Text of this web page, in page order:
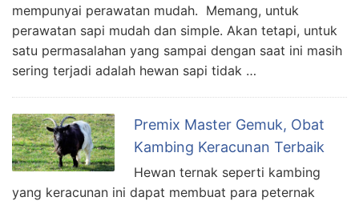
mempunyai perawatan mudah. Memang, untuk
perawatan sapi mudah dan simple. Akan tetapi, untuk
satu permasalahan yang sampai dengan saat ini masih
sering terjadi adalah hewan sapi tidak …
Premix Master Gemuk, Obat
Kambing Keracunan Terbaik
Hewan ternak seperti kambing
yang keracunan ini dapat membuat para peternak